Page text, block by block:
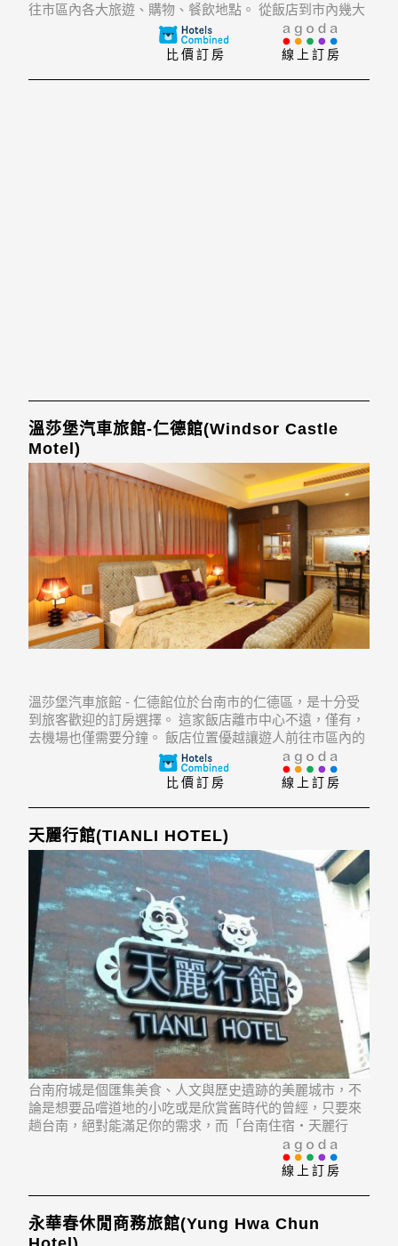
往市區內各大旅遊、購物、餐飲地點。 從飯店到市內幾大
地標相當方便，例如Yonghua Night Market, Tainan
Siaochih, Chou's Shrimp Roll。同時
線上訂房
比價訂房
溫莎堡汽車旅館-仁德館(Windsor Castle
Motel)
溫莎堡汽車旅館 - 仁德館位於台南市的仁德區，是十分受
到旅客歡迎的訂房選擇。 這家飯店離市中心不遠，僅有，
去機場也僅需要分鐘。 飯店位置優越讓遊人前往市區內的
熱門景點變得方便快捷。
線上訂房
比價訂房
天麗行館(TIANLI HOTEL)
台南府城是個匯集美食、人文與歷史遺跡的美麗城市，不
論是想要品嚐道地的小吃或是欣賞舊時代的曾經，只要來
趟台南，絕對能滿足你的需求，而「台南住宿‧天麗行
館」便位在台南中西區，周邊鄰近海安路藝術街、烏鬼
井、藍晒圖文創區、安平老街、安平古堡、武聖夜市等知
名景點，讓旅人可輕鬆穿梭於台南街道之間。
線上訂房
永華春休閒商務旅館(Yung Hwa Chun